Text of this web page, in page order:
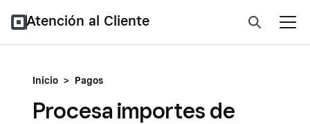
Atención al Cliente
Inicio > Pagos
Procesa importes de